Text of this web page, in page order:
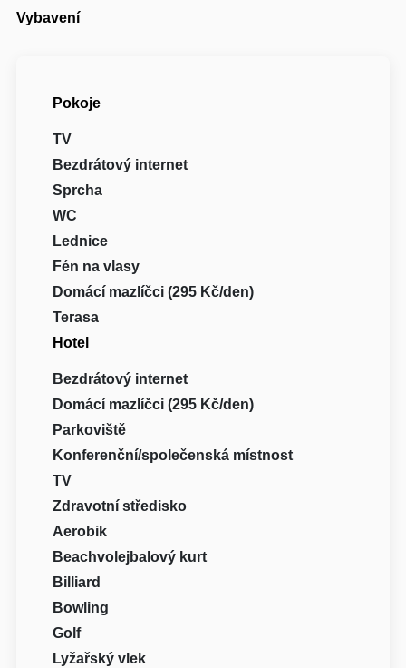
Vybavení
Pokoje
TV
Bezdrátový internet
Sprcha
WC
Lednice
Fén na vlasy
Domácí mazlíčci (295 Kč/den)
Terasa
Hotel
Bezdrátový internet
Domácí mazlíčci (295 Kč/den)
Parkoviště
Konferenční/společenská místnost
TV
Zdravotní středisko
Aerobik
Beachvolejbalový kurt
Billiard
Bowling
Golf
Lyžařský vlek